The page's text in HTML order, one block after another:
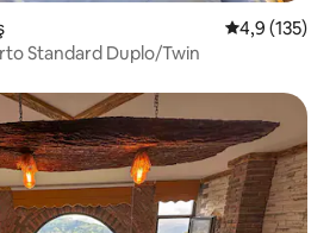
4,9 de uma
4,9 (135)
Quarto Standard Duplo/Twin